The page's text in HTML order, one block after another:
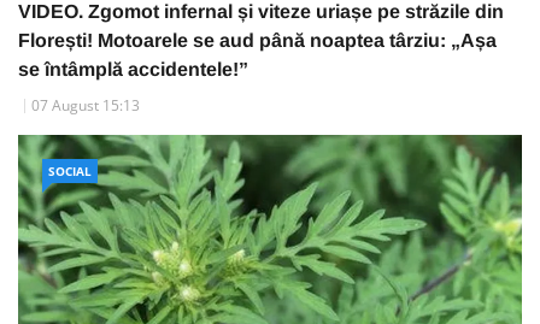
VIDEO. Zgomot infernal și viteze uriașe pe străzile din
Florești! Motoarele se aud până noaptea târziu: „Așa
se întâmplă accidentele!”
07 August 15:13
SOCIAL